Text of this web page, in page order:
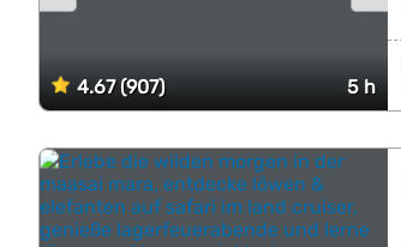
4.67 (907) 5 h